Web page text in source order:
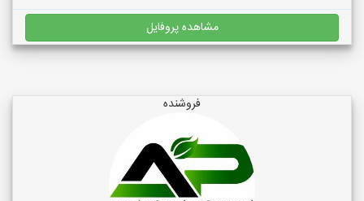
مشاهده پروفایل
فروشنده